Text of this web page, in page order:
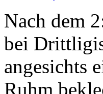
Nach dem
bei
angesichts
Ruhm